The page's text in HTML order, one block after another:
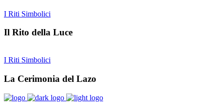
I Riti Simbolici
Il Rito della Luce
I Riti Simbolici
La Cerimonia del Lazo